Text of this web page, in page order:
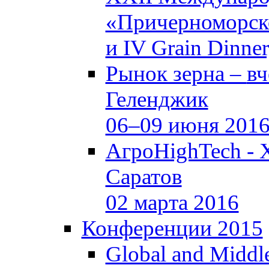
и IV Grain
Рынок зерна –
Геленджик
06–09 июня
АгроHighTech -
Саратов
02 марта 2016
Конференции 2015
Global and